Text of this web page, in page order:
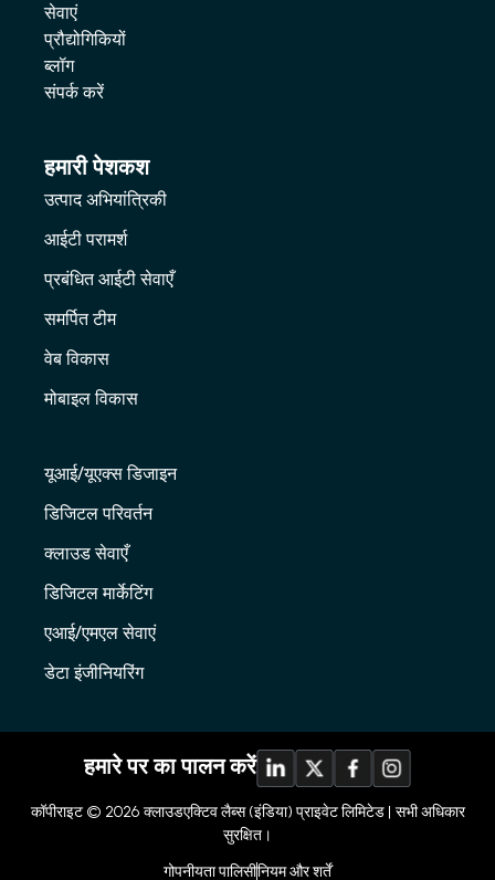
सेवाएं
प्रौद्योगिकियों
ब्लॉग
संपर्क करें
हमारी पेशकश
उत्पाद अभियांत्रिकी
आईटी परामर्श
प्रबंधित आईटी सेवाएँ
समर्पित टीम
वेब विकास
मोबाइल विकास
यूआई/यूएक्स डिजाइन
डिजिटल परिवर्तन
क्लाउड सेवाएँ
डिजिटल मार्केटिंग
एआई/एमएल सेवाएं
डेटा इंजीनियरिंग
हमारे पर का पालन करें
कॉपीराइट © 2026 क्लाउडएक्टिव लैब्स (इंडिया) प्राइवेट लिमिटेड | सभी अधिकार
सुरक्षित।
गोपनीयता पालिसीनियम और शर्तें